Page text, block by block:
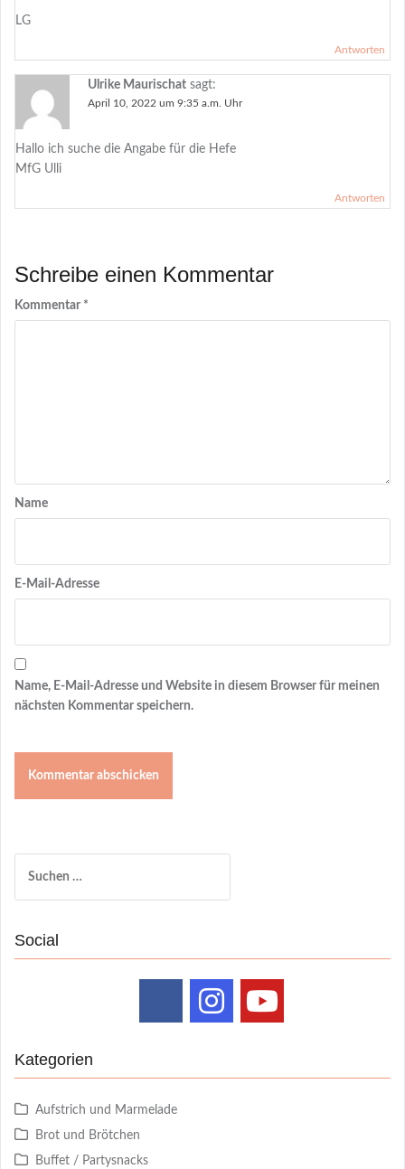
LG
Antworten
Ulrike Maurischat sagt:
April 10, 2022 um 9:35 a.m. Uhr
Hallo ich suche die Angabe für die Hefe
MfG Ulli
Antworten
Schreibe einen Kommentar
Kommentar *
Name
E-Mail-Adresse
Name, E-Mail-Adresse und Website in diesem Browser für meinen
nächsten Kommentar speichern.
nach:
Social
Kategorien
Aufstrich und Marmelade
Brot und Brötchen
Buffet / Partysnacks